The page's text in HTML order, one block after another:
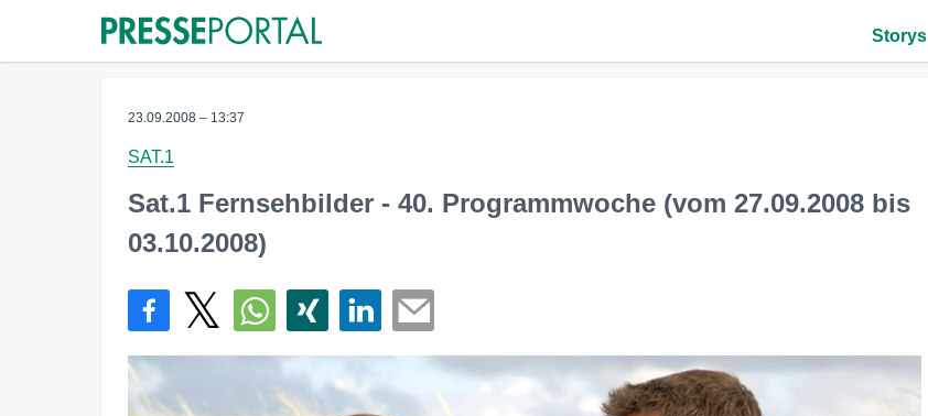
Storys
23.09.2008 – 13:37
SAT.1
Sat.1 Fernsehbilder - 40. Programmwoche (vom 27.09.2008 bis
03.10.2008)